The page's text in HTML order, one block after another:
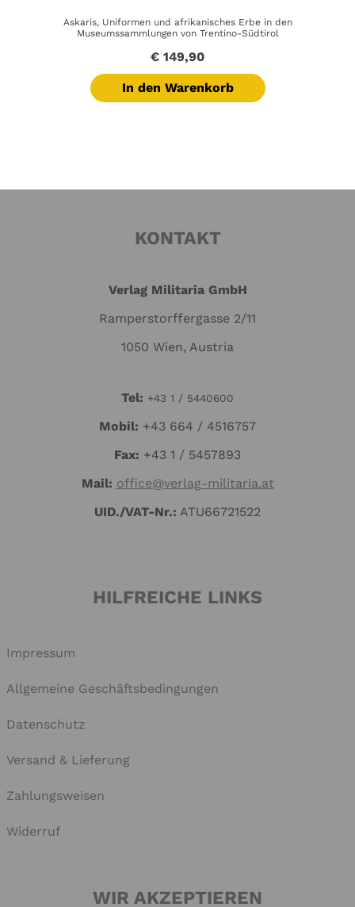
Askaris, Uniformen und afrikanisches Erbe in den
Museumssammlungen von Trentino-Südtirol
€ 149,90
In den Warenkorb
KONTAKT
Verlag Militaria GmbH
Ramperstorffergasse 2/11
1050 Wien, Austria
Tel: +43 1 / 5440600
Mobil: +43 664 / 4516757
Fax: +43 1 / 5457893
Mail: office@verlag-militaria.at
UID./VAT-Nr.: ATU66721522
HILFREICHE LINKS
Impressum
Allgemeine Geschäftsbedingungen
Datenschutz
Versand & Lieferung
Zahlungsweisen
Widerruf
WIR AKZEPTIEREN